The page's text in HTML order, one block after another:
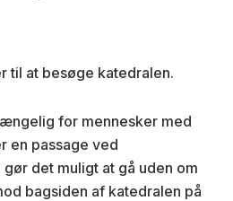
til at besøge katedralen.
for mennesker med
en passage ved
det muligt at gå uden om
bagsiden af katedralen på